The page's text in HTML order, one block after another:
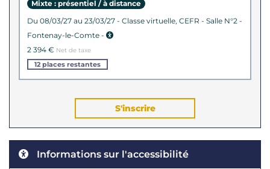
Mixte : présentiel / à distance
du 08/03/27 au 23/03/27 - Classe virtuelle, CEFR - Salle N°2 -
Fontenay-le-Comte -
2 394 € Net de taxe
12 places restantes
S'inscrire
Informations sur l'accessibilité